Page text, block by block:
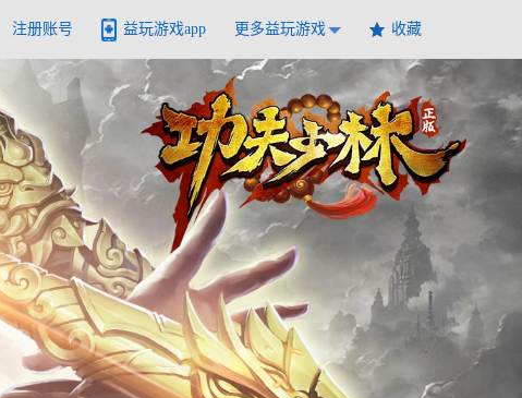
注册账号 益玩游戏app 更多益玩游戏 收藏